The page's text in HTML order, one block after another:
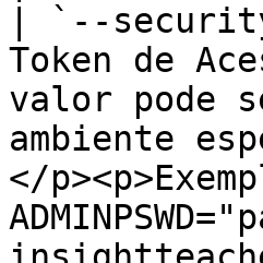
| `--
Token de
valor pode
ambiente
</